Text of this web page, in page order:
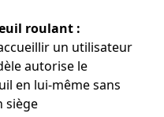
roulant :
un utilisateur
autorise le
en lui-même sans
siège